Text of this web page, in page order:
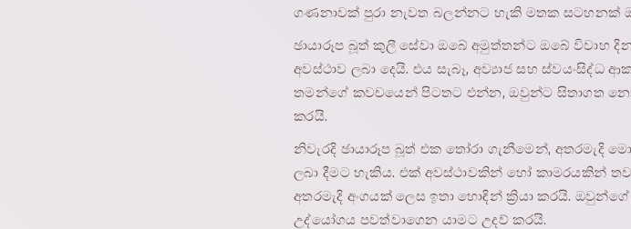
ගණනාවක් පුරා නැවත බලන්නට හැකි මතක සටහනක්
ඡායාරූප බූත් කුලී සේවා ඔබේ අමුත්තන්ට ඔබේ
අවස්ථාව ලබා දෙයි. එය සැබෑ, අව්‍යාජ සහ
තමන්ගේ කවචයෙන් පිටතට එන්න, ඔවුන්ට සිතාගත
කරයි.
නිවැරදි ඡායාරූප බූත් එක තෝරා ගැනීමෙන්,
ලබා දීමට හැකිය. එක් අවස්ථාවකින් හෝ කාමරයකින්
අතරමැදි අංගයක් ලෙස ඉතා හොඳින් ක්‍රියා කරයි.
උද්යෝගය පවත්වාගෙන යාමට උදව් කරයි.